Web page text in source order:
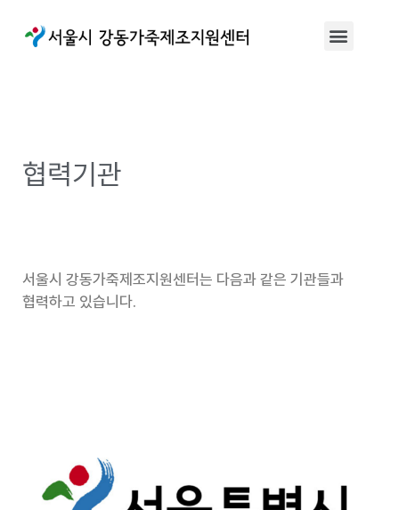
협력기관
서울시 강동가죽제조지원센터는 다음과 같은 기관들과
협력하고 있습니다.